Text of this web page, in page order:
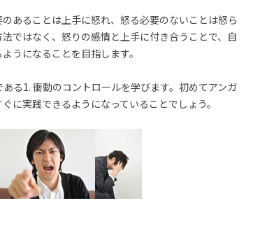
あることは上手に怒れ、怒る必要のないことは怒ら
ではなく、怒りの感情と上手に付き合うことで、自
うになることを目指します。
る1. 衝動のコントロールを学びます。初めてアンガ
に実践できるようになっていることでしょう。